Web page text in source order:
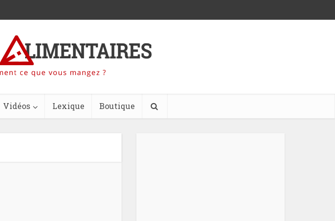
Vidéos Lexique Boutique